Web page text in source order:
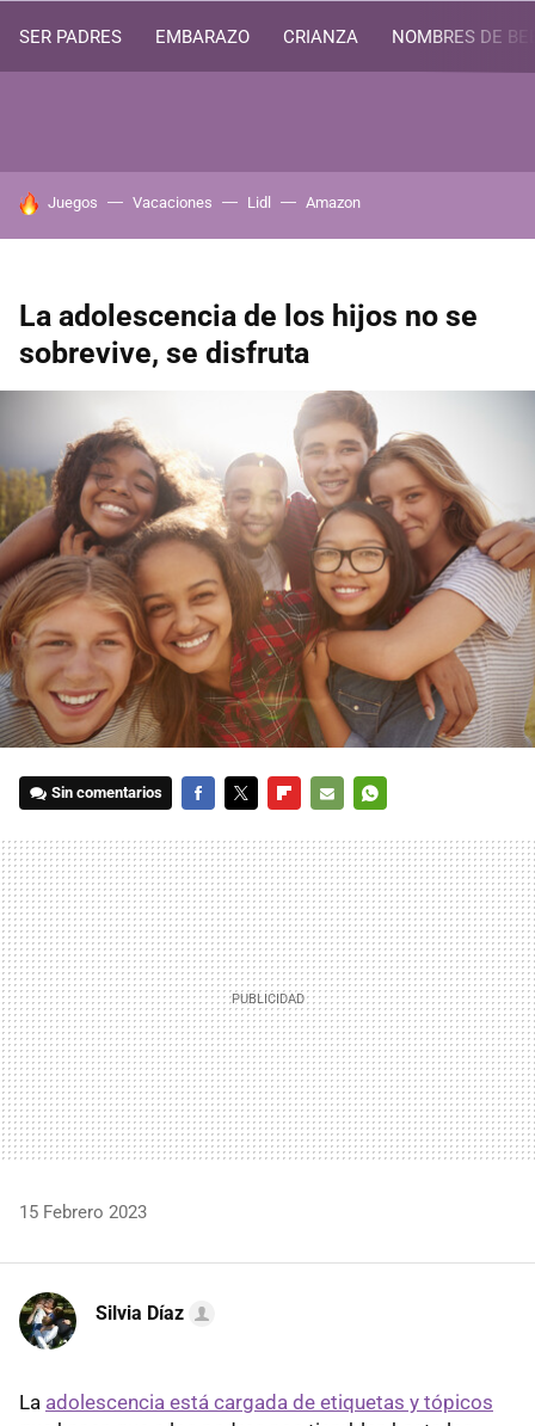
SER PADRES EMBARAZO CRIANZA NOMBRES DE
HOY SE HABLA DE
Juegos Vacaciones Lidl Amazon
La adolescencia de los hijos no se
sobrevive, se disfruta
Sin comentarios
MAIL
15 Febrero 2023
Silvia Díaz
La adolescencia está cargada de etiquetas y tópicos